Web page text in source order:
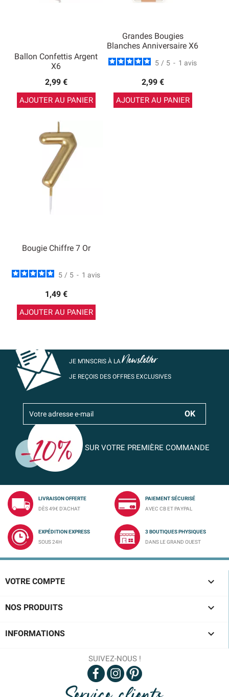
Ballon Confettis Argent
X6
2,99 €
AJOUTER AU PANIER
Grandes Bougies
Blanches Anniversaire X6
5 / 5 - 1 avis
2,99 €
AJOUTER AU PANIER
Bougie Chiffre 7 Or
5 / 5 - 1 avis
1,49 €
AJOUTER AU PANIER
JE M’INSCRIS À LANewsletter
JE REÇOIS DES OFFRES EXCLUSIVES
SUR VOTRE PREMIÈRE COMMANDE
LIVRAISON OFFERTE
DÈS 49€ D'ACHAT
PAIEMENT SÉCURISÉ
AVEC CB ET PAYPAL
EXPÉDITION EXPRESS
SOUS 24H
3 BOUTIQUES PHYSIQUES
DANS LE GRAND OUEST
VOTRE COMPTE 
NOS PRODUITS 
INFORMATIONS 
SUIVEZ-NOUS !